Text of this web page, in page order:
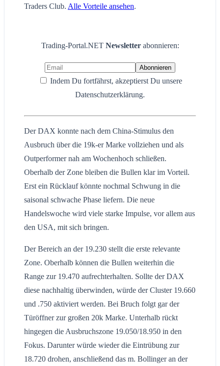
Traders Club. Alle Vorteile ansehen.
Trading-Portal.NET Newsletter abonnieren:
Indem Du fortfährst, akzeptierst Du unsere
Datenschutzerklärung.
Der DAX konnte nach dem China-Stimulus den
Ausbruch über die 19k-er Marke vollziehen und als
Outperformer nah am Wochenhoch schließen.
Oberhalb der Zone bleiben die Bullen klar im Vorteil.
Erst ein Rücklauf könnte nochmal Schwung in die
saisonal schwache Phase liefern. Die neue
Handelswoche wird viele starke Impulse, vor allem aus
den USA, mit sich bringen.
Der Bereich an der 19.230 stellt die erste relevante
Zone. Oberhalb können die Bullen weiterhin die
Range zur 19.470 aufrechterhalten. Sollte der DAX
diese nachhaltig überwinden, würde der Cluster 19.660
und .750 aktiviert werden. Bei Bruch folgt gar der
Türöffner zur großen 20k Marke. Unterhalb rückt
hingegen die Ausbruchszone 19.050/18.950 in den
Fokus. Darunter würde wieder die Eintrübung zur
18.720 drohen, anschließend das m. Bollinger an der